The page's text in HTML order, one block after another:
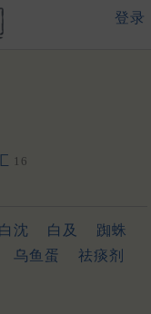
登录
16
白沈 白及
踟蛛
乌鱼蛋
祛痰剂